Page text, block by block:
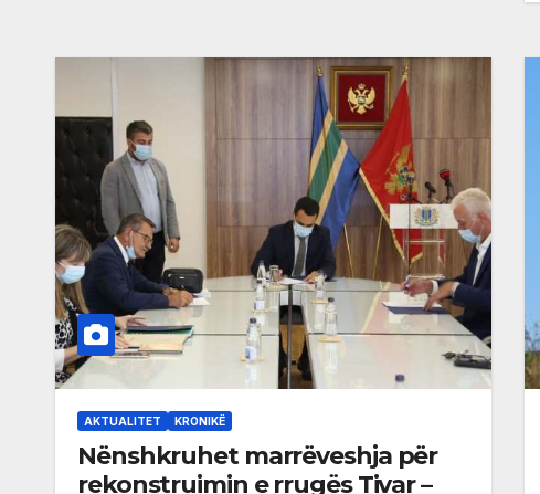
AKTUALITET KRONIKË
Nënshkruhet marrëveshja për
rekonstruimin e rrugës Tivar –